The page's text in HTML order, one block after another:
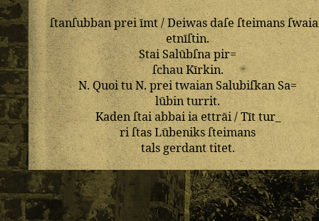
ſtanſubbanpreiīmt/Deiwas daſe ſteimans
etnīſtin.
StaiSalūbſna pir=
ſchauKīrkin.
N.QuoituN.prei twaian Salubiſkan Sa=
lūbinturrit.
Kadenſtaiabbaiiaettrāi/Tīttur_
riſtas Lūbeniksſteimans
talsgerdanttitet.